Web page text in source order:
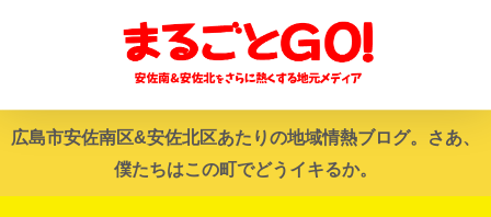
広島市安佐南区&安佐北区あたりの地域情熱ブログ。さあ、
僕たちはこの町でどうイキるか。